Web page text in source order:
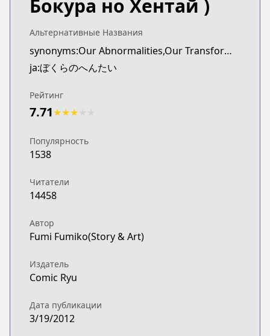
Бокура но Хентай )
Альтернативные Названия
synonyms:Our Abnormalities,Our Transformations
ja:ぼくらのへんたい
Рейтинг
7.71★★★
Популярность
1538
Читатели
14458
Автор
Fumi Fumiko(Story & Art)
Издатель
Comic Ryu
Дата публикации
3/19/2012